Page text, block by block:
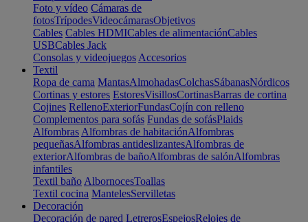
Foto y vídeo Cámaras de
fotosTrípodesVideocámarasObjetivos
Cables Cables HDMICables de alimentaciónCables
USBCables Jack
Consolas y videojuegos Accesorios
Textil
Ropa de cama MantasAlmohadasColchasSábanasNórdicos
Cortinas y estores EstoresVisillosCortinasBarras de cortina
Cojines RellenoExteriorFundasCojín con relleno
Complementos para sofás Fundas de sofásPlaids
Alfombras Alfombras de habitaciónAlfombras
pequeñasAlfombras antideslizantesAlfombras de
exteriorAlfombras de bañoAlfombras de salónAlfombras
infantiles
Textil baño AlbornocesToallas
Textil cocina MantelesServilletas
Decoración
Decoración de pared LetrerosEspejosRelojes de